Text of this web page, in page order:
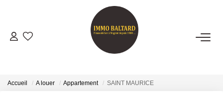
VENTES
LOCATIONS
Accueil A louer Appartement SAINT MAURICE